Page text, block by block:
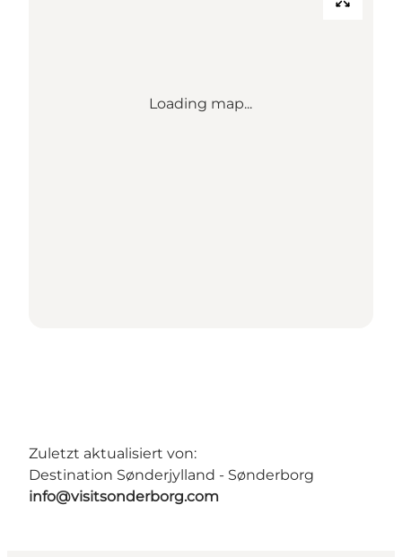
Loading map...
Zuletzt aktualisiert von:
Destination Sønderjylland - Sønderborg
info@visitsonderborg.com